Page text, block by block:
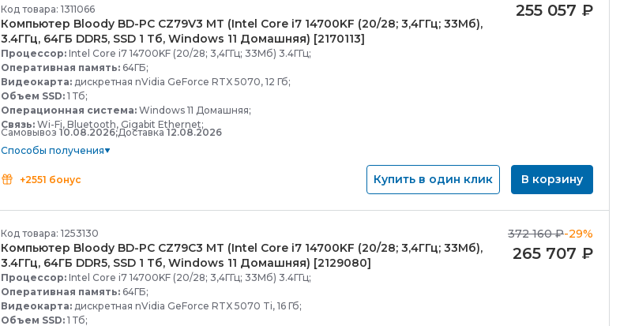
Код товара: 1311066
Компьютер Bloody BD-PC CZ79V3 MT (Intel Core i7 14700KF (20/28; 3,4ГГц; 33Мб),
3.4ГГц, 64ГБ DDR5, SSD 1 Тб, Windows 11 Домашняя) [2170113]
Процессор: Intel Core i7 14700KF (20/28; 3,4ГГц; 33Мб) 3.4ГГц;
Оперативная память: 64ГБ;
Видеокарта: дискретная nVidia GeForce RTX 5070, 12 Гб;
Объем SSD: 1 Тб;
Операционная система: Windows 11 Домашняя;
Связь: Wi-Fi, Bluetooth, Gigabit Ethernet;
Самовывоз 10.08.2026;Доставка 12.08.2026
Способы получения
+2551 бонус
255 057 ₽
Купить в один клик В корзину
Код товара: 1253130
Компьютер Bloody BD-PC CZ79C3 MT (Intel Core i7 14700KF (20/28; 3,4ГГц; 33Мб),
3.4ГГц, 64ГБ DDR5, SSD 1 Тб, Windows 11 Домашняя) [2129080]
Процессор: Intel Core i7 14700KF (20/28; 3,4ГГц; 33Мб) 3.4ГГц;
Оперативная память: 64ГБ;
Видеокарта: дискретная nVidia GeForce RTX 5070 Ti, 16 Гб;
Объем SSD: 1 Тб;
372 160₽-29%
265 707 ₽